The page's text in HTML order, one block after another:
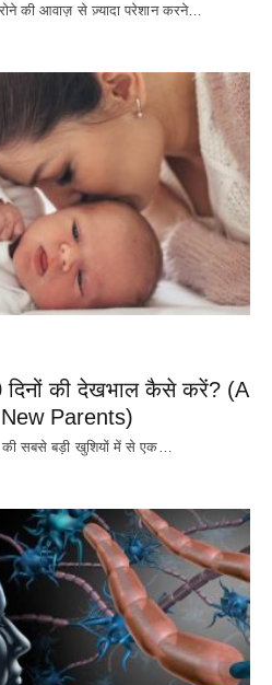
की आवाज़ से ज़्यादा परेशान करने…
दिनों की देखभाल कैसे करें? (A
Parents)
की सबसे बड़ी खुशियों में से एक…